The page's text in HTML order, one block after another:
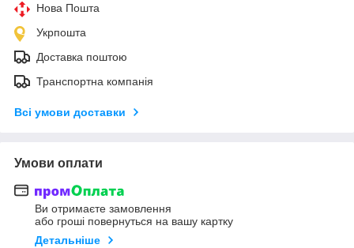
Нова Пошта
Укрпошта
Доставка поштою
Транспортна компанія
Всі умови доставки
Умови оплати
Ви отримаєте замовлення
або гроші повернуться на вашу картку
Детальніше